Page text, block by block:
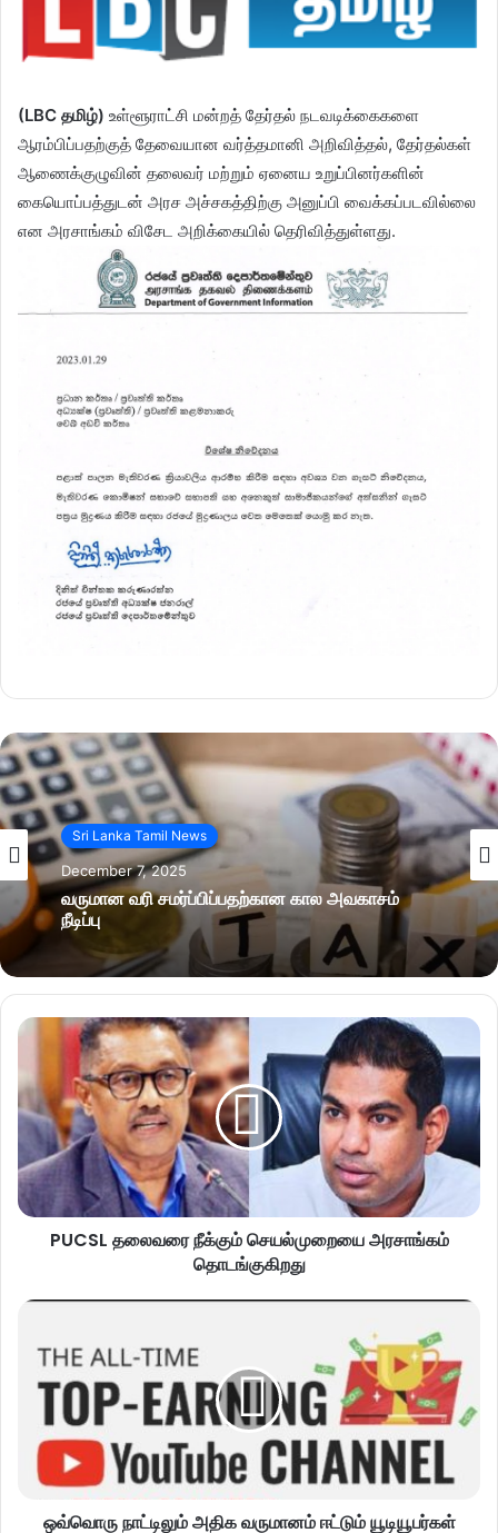
(LBC தமிழ்) உள்ளூராட்சி மன்றத் தேர்தல் நடவடிக்கைகளை
ஆரம்பிப்பதற்குத் தேவையான வர்த்தமானி அறிவித்தல், தேர்தல்கள்
ஆணைக்குழுவின் தலைவர் மற்றும் ஏனைய உறுப்பினர்களின்
கையொப்பத்துடன் அரச அச்சகத்திற்கு அனுப்பி வைக்கப்படவில்லை
என அரசாங்கம் விசேட அறிக்கையில் தெரிவித்துள்ளது.
Sri Lanka Tamil News
December 7, 2025
வருமான வரி சமர்ப்பிப்பதற்கான கால அவகாசம்
நீடிப்பு
PUCSL தலைவரை நீக்கும் செயல்முறையை அரசாங்கம்
தொடங்குகிறது
ஒவ்வொரு நாட்டிலும் அதிக வருமானம் ஈட்டும் யூடியூபர்கள்